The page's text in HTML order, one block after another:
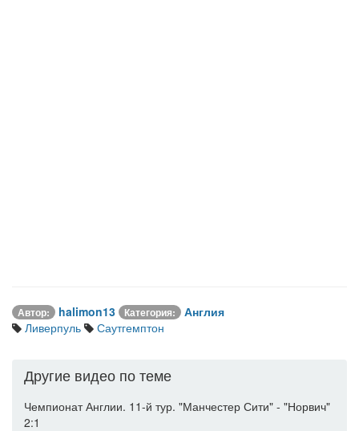
Автор: halimon13 Категория:
Англия
Ливерпуль
Саутгемптон
Другие видео по теме
Чемпионат Англии. 11-й тур. "Манчестер Сити" - "Норвич"
2:1